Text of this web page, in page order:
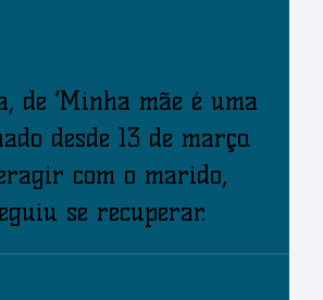
de ‘Minha mãe é uma
desde 13 de março.
com o marido,
se recuperar.